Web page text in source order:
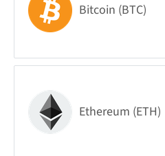
Bitcoin (BTC)
Ethereum (ETH)